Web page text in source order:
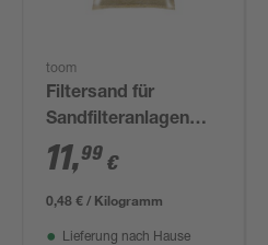
toom
Filtersand für
Sandfilteranlagen
0,7-1,2 mm 25 kg
11,99 €
0,48 € / Kilogramm
Lieferung nach Hause